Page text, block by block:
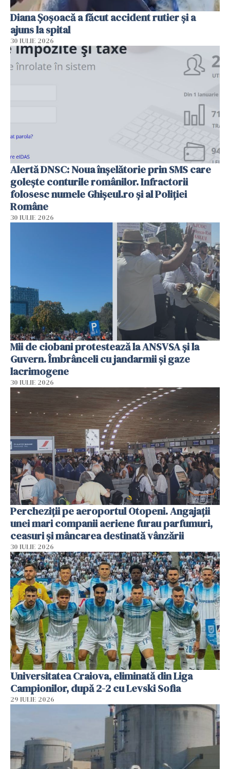
Diana Șoșoacă a făcut accident rutier și a
ajuns la spital
30 IULIE 2026
Alertă DNSC: Noua înșelătorie prin SMS care
golește conturile românilor. Infractorii
folosesc numele Ghișeul.ro și al Poliției
Române
30 IULIE 2026
Mii de ciobani protestează la ANSVSA și la
Guvern. Îmbrânceli cu jandarmii și gaze
lacrimogene
30 IULIE 2026
Percheziții pe aeroportul Otopeni. Angajații
unei mari companii aeriene furau parfumuri,
ceasuri și mâncarea destinată vânzării
30 IULIE 2026
Universitatea Craiova, eliminată din Liga
Campionilor, după 2-2 cu Levski Sofia
29 IULIE 2026